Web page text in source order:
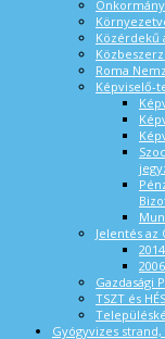
Közérdekű
Roma
Képviselő-
Jelentés
Gazdasági
TSZT és
Gyógyvizes